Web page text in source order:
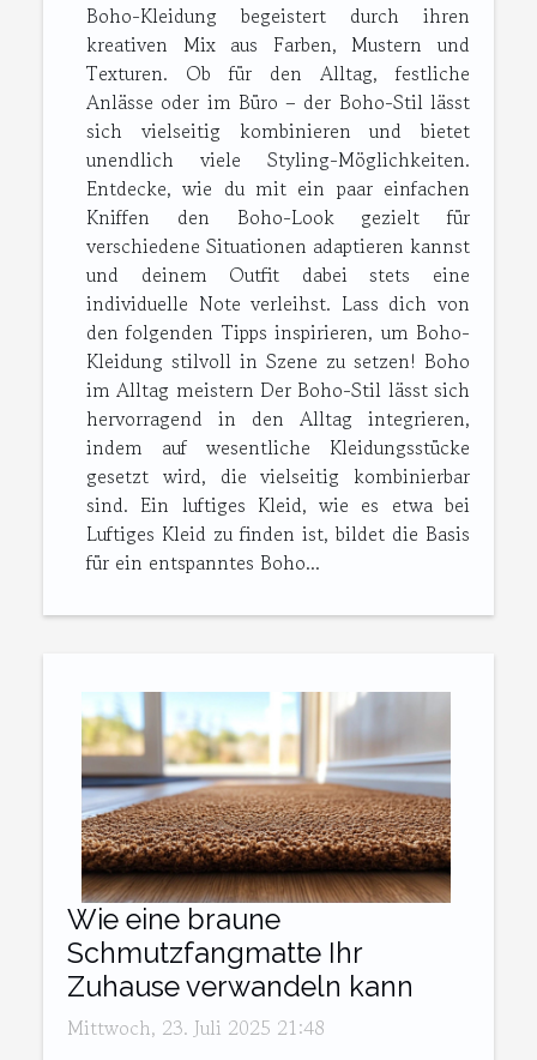
Boho-Kleidung begeistert durch ihren
kreativen Mix aus Farben, Mustern und
Texturen. Ob für den Alltag, festliche
Anlässe oder im Büro – der Boho-Stil lässt
sich vielseitig kombinieren und bietet
unendlich viele Styling-Möglichkeiten.
Entdecke, wie du mit ein paar einfachen
Kniffen den Boho-Look gezielt für
verschiedene Situationen adaptieren kannst
und deinem Outfit dabei stets eine
individuelle Note verleihst. Lass dich von
den folgenden Tipps inspirieren, um Boho-
Kleidung stilvoll in Szene zu setzen! Boho
im Alltag meistern Der Boho-Stil lässt sich
hervorragend in den Alltag integrieren,
indem auf wesentliche Kleidungsstücke
gesetzt wird, die vielseitig kombinierbar
sind. Ein luftiges Kleid, wie es etwa bei
Luftiges Kleid zu finden ist, bildet die Basis
für ein entspanntes Boho...
Wie eine braune
Schmutzfangmatte Ihr
Zuhause verwandeln kann
Mittwoch, 23. Juli 2025 21:48